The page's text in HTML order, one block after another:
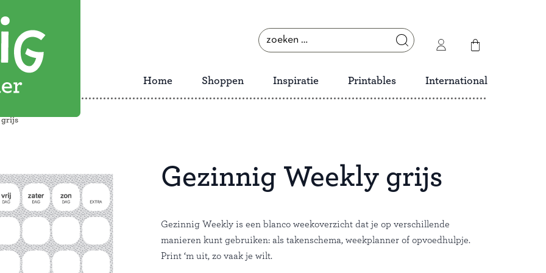
zoeken
naar:
Home Shoppen Inspiratie Printables International
grijs
Gezinnig Weekly grijs
Gezinnig Weekly is een blanco weekoverzicht dat je op verschillende
manieren kunt gebruiken: als takenschema, weekplanner of opvoedhulpje.
Print ‘m uit, zo vaak je wilt.